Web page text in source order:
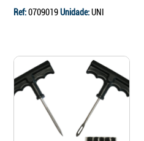
Ref:0709019Unidade:UNI